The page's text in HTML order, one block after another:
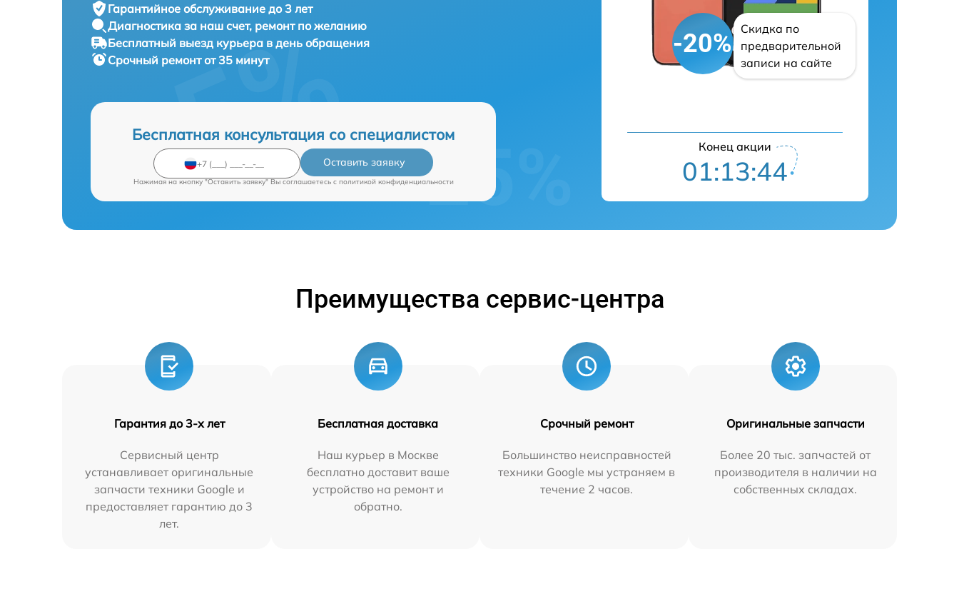
Гарантийное обслуживание до 3 лет
Диагностика за наш счет, ремонт по желанию
Бесплатный выезд курьера в день обращения
Срочный ремонтот 35 минут
Бесплатная консультация со специалистом
Оставить заявку
Нажимая на кнопку "Оставить заявку" Вы соглашаетесь c политикой конфиденциальности
-20%
Скидка по
предварительной
записи на сайте
Конец акции
01:13:43
Преимущества сервис-центра
Гарантия до 3-х лет
Сервисный центр
устанавливает оригинальные
запчасти техники Google и
предоставляет гарантию до 3
лет.
Бесплатная доставка
Наш курьер в Москве
бесплатно доставит ваше
устройство на ремонт и
обратно.
Срочный ремонт
Большинство неисправностей
техники Google мы устраняем в
течение 2 часов.
Оригинальные запчасти
Более 20 тыс. запчастей от
производителя в наличии на
собственных складах.